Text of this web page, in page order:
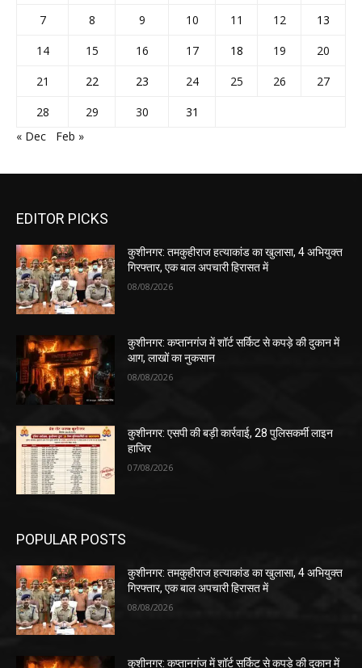
7
8 9 10 11 12
13
14
15 16 17 18 19
20
21
22 23 24 25 26
27
28
29 30
31
« Dec
Feb »
EDITOR PICKS
कुशीनगर: तमकुहीराज हत्याकांड का खुलासा, 4 अभियुक्त
गिरफ्तार, एक बाल अपचारी हिरासत में
08/08/2026
कुशीनगर: कप्तानगंज में शॉर्ट सर्किट से कपड़े की दुकान में
आग, लाखों का नुकसान
08/08/2026
कुशीनगर: एसपी की बड़ी कार्रवाई, 28 पुलिसकर्मी लाइन
हाजिर
07/08/2026
POPULAR POSTS
कुशीनगर: तमकुहीराज हत्याकांड का खुलासा, 4 अभियुक्त
गिरफ्तार, एक बाल अपचारी हिरासत में
08/08/2026
कुशीनगर: कप्तानगंज में शॉर्ट सर्किट से कपड़े की दुकान में